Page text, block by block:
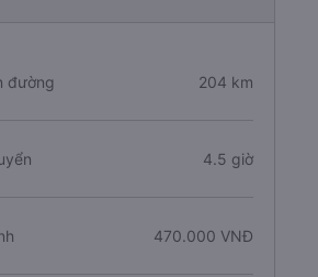
đường 204 km
4.5 giờ
470.000 VNĐ